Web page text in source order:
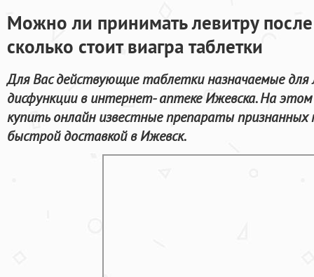
Можно ли принимать левитру
сколько стоит виагра таблетки
Для Вас действующие таблетки назначаемые для
дисфункции в интернет- аптеке Ижевска. На
купить онлайн известные препараты признанных
быстрой доставкой в Ижевск.